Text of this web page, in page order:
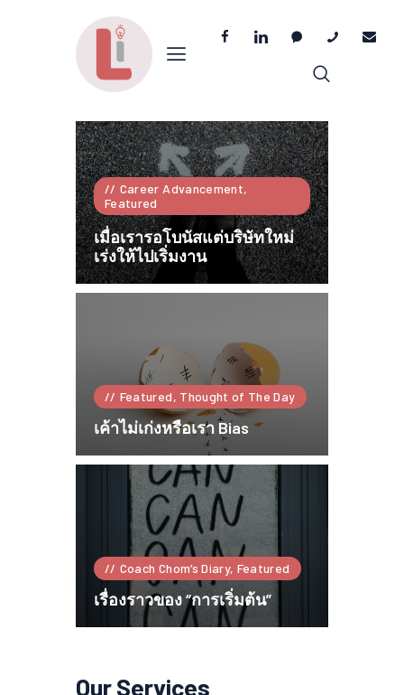
Career Advancement,
Featured
เมื่อเรารอโบนัสแต่บริษัทใหม่
เร่งให้ไปเริ่มงาน
Featured, Thought of The Day
เค้าไม่เก่งหรือเรา Bias
Coach Chom’s Diary, Featured
เรื่องราวของ “การเริ่มต้น”
Our Services